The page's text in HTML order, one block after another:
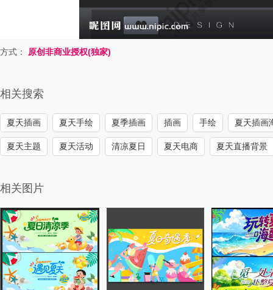
方式： 原创非商业授权(独家)
相关搜索
夏天插画 夏天手绘 夏季插画 插画 手绘 夏天插画
夏天主题 夏天活动 清凉夏日 夏天电商 夏天直播背景
相关图片